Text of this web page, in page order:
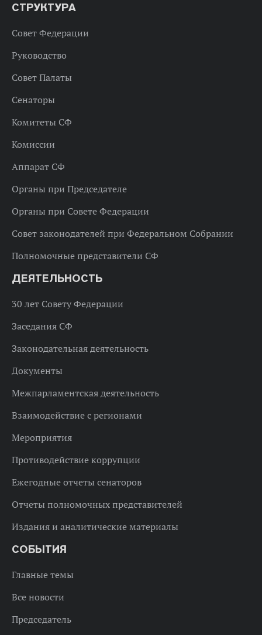
СТРУКТУРА
Совет Федерации
Руководство
Совет Палаты
Сенаторы
Комитеты СФ
Комиссии
Аппарат СФ
Органы при Председателе
Органы при Совете Федерации
Совет законодателей при Федеральном Собрании
Полномочные представители СФ
ДЕЯТЕЛЬНОСТЬ
30 лет Совету Федерации
Заседания СФ
Законодательная деятельность
Документы
Межпарламентская деятельность
Взаимодействие с регионами
Мероприятия
Противодействие коррупции
Ежегодные отчеты сенаторов
Отчеты полномочных представителей
Издания и аналитические материалы
СОБЫТИЯ
Главные темы
Все новости
Председатель